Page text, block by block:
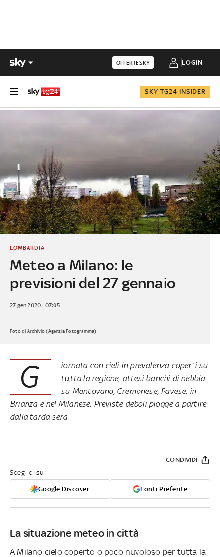
OFFERTE SKY LOGIN
SKY TG24 INSIDER
Meteo a Milano: le
previsioni del 27 gennaio
LOMBARDIA
27 gen 2020 - 07:05
Foto di Archivio (Agenzia Fotogramma)
G
iornata con cieli in prevalenza coperti su
tutta la regione, attesi banchi di nebbia
su Mantovano, Cremonese, Pavese, in
Brianza e nel Milanese. Previste deboli piogge a partire
dalla tarda sera
Sceglici su:
Google Discover Fonti Preferite
CONDIVIDI
La situazione meteo in città
A Milano cielo coperto o poco nuvoloso per tutta la